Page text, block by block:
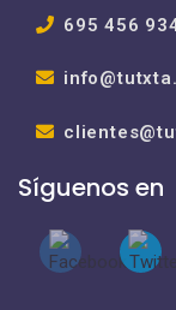
695 456
Síguenos en